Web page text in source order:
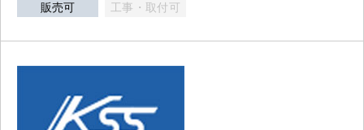
販売可 工事・取付可